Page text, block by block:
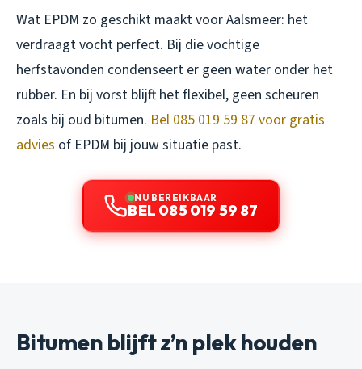
Wat EPDM zo geschikt maakt voor Aalsmeer: het
verdraagt vocht perfect. Bij die vochtige
herfstavonden condenseert er geen water onder het
rubber. En bij vorst blijft het flexibel, geen scheuren
zoals bij oud bitumen. Bel 085 019 59 87 voor gratis
advies of EPDM bij jouw situatie past.
NU BEREIKBAAR
BEL 085 019 59 87
Bitumen blijft z’n plek houden